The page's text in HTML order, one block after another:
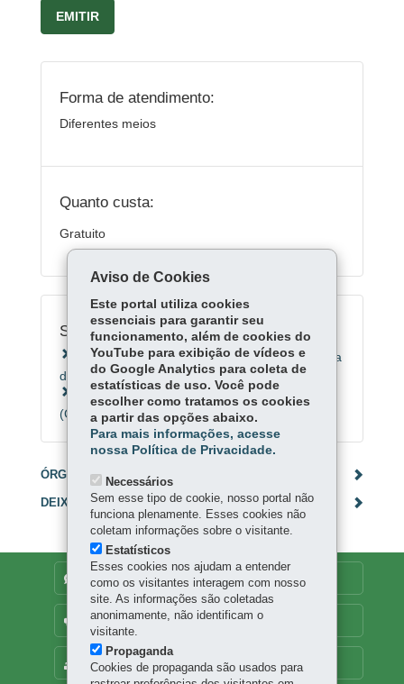
EMITIR
Forma de atendimento:
Diferentes meios
Quanto custa:
Gratuito
Serviços Relacionados:
Acessar os boletins da Covid-19 da Secretaria
da Saúde
Acessar informações sobre o coronavírus
(Covid-19)
ÓRGÃO RESPONSÁVEL
DEIXE SUA OPINIÃO
MAPA DO SITE
DENUNCIE CORRUPÇÃO
OUVIDORIA
Aviso de Cookies
Este portal utiliza cookies
essenciais para garantir seu
funcionamento, além de cookies do
YouTube para exibição de vídeos e
do Google Analytics para coleta de
estatísticas de uso. Você pode
escolher como tratamos os cookies
a partir das opções abaixo.
Para mais informações, acesse
nossa Política de Privacidade.
Necessários
Sem esse tipo de cookie, nosso portal não
funciona plenamente. Esses cookies não
coletam informações sobre o visitante.
Estatísticos
Esses cookies nos ajudam a entender
como os visitantes interagem com nosso
site. As informações são coletadas
anonimamente, não identificam o
visitante.
Propaganda
Cookies de propaganda são usados para